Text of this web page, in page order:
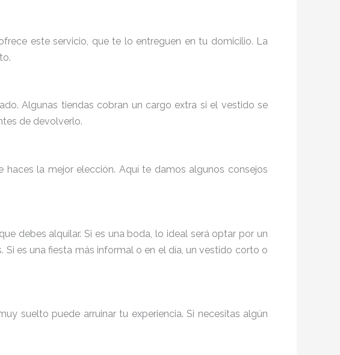
este servicio, que te lo entreguen en tu domicilio. La
Algunas tiendas cobran un cargo extra si el vestido se
de devolverlo.
la mejor elección. Aquí te damos algunos consejos
debes alquilar. Si es una boda, lo ideal será optar por un
es una fiesta más informal o en el día, un vestido corto o
suelto puede arruinar tu experiencia. Si necesitas algún